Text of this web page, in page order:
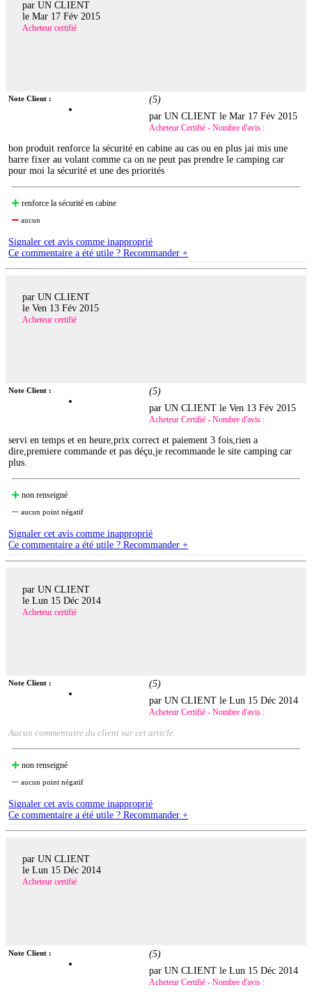
par UN CLIENT
le Mar 17 Fév 2015
Acheteur certifié
Note Client : (5)
par UN CLIENT leMar 17 Fév 2015
Acheteur Certifié - Nombre d'avis :
bon produit renforce la sécurité en cabine au cas ou en plus jai mis une
barre fixer au volant comme ca on ne peut pas prendre le camping car
pour moi la sécurité et une des priorités
renforce la sécurité en cabine
aucun
Signaler cet avis comme inapproprié
Ce commentaire a été utile ? Recommander +
par UN CLIENT
le Ven 13 Fév 2015
Acheteur certifié
Note Client : (5)
par UN CLIENT leVen 13 Fév 2015
Acheteur Certifié - Nombre d'avis :
servi en temps et en heure,prix correct et paiement 3 fois,rien a
dire,premiere commande et pas déçu,je recommande le site camping car
plus.
non renseigné
aucun point négatif
Signaler cet avis comme inapproprié
Ce commentaire a été utile ? Recommander +
par UN CLIENT
le Lun 15 Déc 2014
Acheteur certifié
Note Client : (5)
par UN CLIENT leLun 15 Déc 2014
Acheteur Certifié - Nombre d'avis :
Aucun commentaire du client sur cet article
non renseigné
aucun point négatif
Signaler cet avis comme inapproprié
Ce commentaire a été utile ? Recommander +
par UN CLIENT
le Lun 15 Déc 2014
Acheteur certifié
Note Client : (5)
par UN CLIENT leLun 15 Déc 2014
Acheteur Certifié - Nombre d'avis :